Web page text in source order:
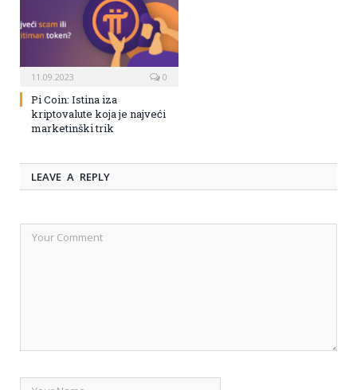
11.09.2023 0
Pi Coin: Istina iza
kriptovalute koja je najveći
marketinški trik
LEAVE A REPLY